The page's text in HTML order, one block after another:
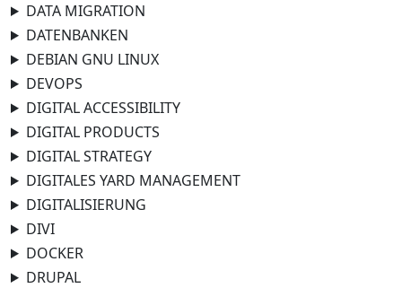
DATA MIGRATION
DATENBANKEN
DEBIAN GNU LINUX
DEVOPS
DIGITAL ACCESSIBILITY
DIGITAL PRODUCTS
DIGITAL STRATEGY
DIGITALES YARD MANAGEMENT
DIGITALISIERUNG
DIVI
DOCKER
DRUPAL